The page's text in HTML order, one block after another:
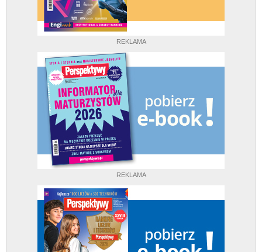
REKLAMA
REKLAMA